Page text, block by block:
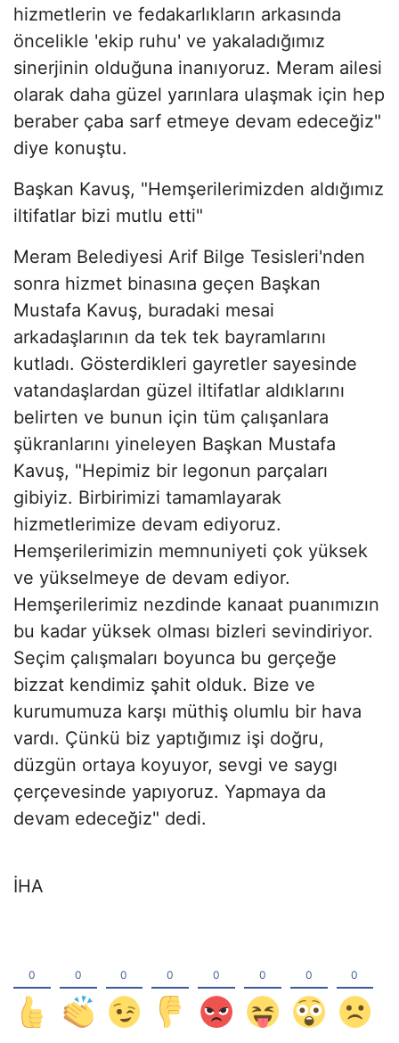
hizmetlerin ve fedakarlıkların arkasında
öncelikle 'ekip ruhu' ve yakaladığımız
sinerjinin olduğuna inanıyoruz. Meram ailesi
olarak daha güzel yarınlara ulaşmak için hep
beraber çaba sarf etmeye devam edeceğiz"
diye konuştu.
Başkan Kavuş, "Hemşerilerimizden aldığımız
iltifatlar bizi mutlu etti"
Meram Belediyesi Arif Bilge Tesisleri'nden
sonra hizmet binasına geçen Başkan
Mustafa Kavuş, buradaki mesai
arkadaşlarının da tek tek bayramlarını
kutladı. Gösterdikleri gayretler sayesinde
vatandaşlardan güzel iltifatlar aldıklarını
belirten ve bunun için tüm çalışanlara
şükranlarını yineleyen Başkan Mustafa
Kavuş, "Hepimiz bir legonun parçaları
gibiyiz. Birbirimizi tamamlayarak
hizmetlerimize devam ediyoruz.
Hemşerilerimizin memnuniyeti çok yüksek
ve yükselmeye de devam ediyor.
Hemşerilerimiz nezdinde kanaat puanımızın
bu kadar yüksek olması bizleri sevindiriyor.
Seçim çalışmaları boyunca bu gerçeğe
bizzat kendimiz şahit olduk. Bize ve
kurumumuza karşı müthiş olumlu bir hava
vardı. Çünkü biz yaptığımız işi doğru,
düzgün ortaya koyuyor, sevgi ve saygı
çerçevesinde yapıyoruz. Yapmaya da
devam edeceğiz" dedi.
İHA